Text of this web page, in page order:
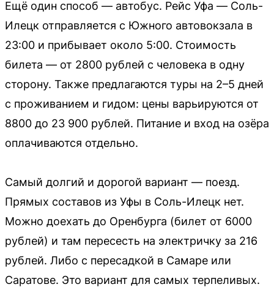
Ещё один способ — автобус. Рейс Уфа — Соль-
Илецк отправляется с Южного автовокзала в
23:00 и прибывает около 5:00. Стоимость
билета — от 2800 рублей с человека в одну
сторону. Также предлагаются туры на 2–5 дней
с проживанием и гидом: цены варьируются от
8800 до 23 900 рублей. Питание и вход на озёра
оплачиваются отдельно.
Самый долгий и дорогой вариант — поезд.
Прямых составов из Уфы в Соль-Илецк нет.
Можно доехать до Оренбурга (билет от 6000
рублей) и там пересесть на электричку за 216
рублей. Либо с пересадкой в Самаре или
Саратове. Это вариант для самых терпеливых.